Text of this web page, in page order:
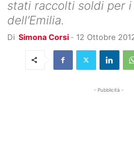
stati raccolti soldi per
dell’Emilia.
Di Simona Corsi - 12 Ottobre
- Pubblicità -